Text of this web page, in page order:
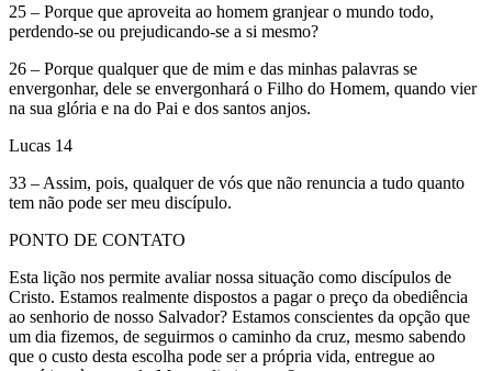
25 – Porque que aproveita ao homem granjear o mundo todo,
perdendo-se ou prejudicando-se a si mesmo?
26 – Porque qualquer que de mim e das minhas palavras se
envergonhar, dele se envergonhará o Filho do Homem, quando vier
na sua glória e na do Pai e dos santos anjos.
Lucas 14
33 – Assim, pois, qualquer de vós que não renuncia a tudo quanto
tem não pode ser meu discípulo.
PONTO DE CONTATO
Esta lição nos permite avaliar nossa situação como discípulos de
Cristo. Estamos realmente dispostos a pagar o preço da obediência
ao senhorio de nosso Salvador? Estamos conscientes da opção que
um dia fizemos, de seguirmos o caminho da cruz, mesmo sabendo
que o custo desta escolha pode ser a própria vida, entregue ao